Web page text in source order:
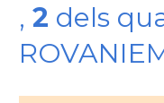
, 2 dels